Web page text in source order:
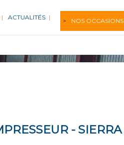
ACTUALITÉS NOS OCCASIONS
- SIERRA